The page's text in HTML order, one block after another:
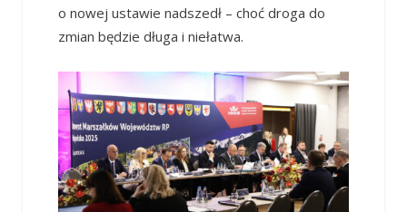
o nowej ustawie nadszedł – choć droga do
zmian będzie długa i niełatwa.